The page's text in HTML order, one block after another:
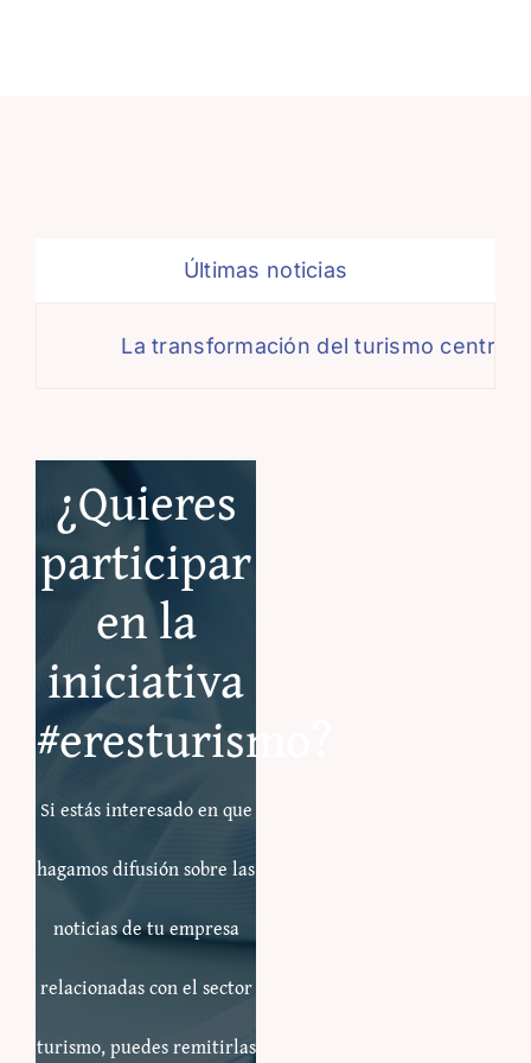
Últimas noticias
La transformación del turismo centra
¿Quieres
participar
en la
iniciativa
#eresturismo?
Si estás interesado en que
hagamos difusión sobre las
noticias de tu empresa
relacionadas con el sector
turismo, puedes remitirlas